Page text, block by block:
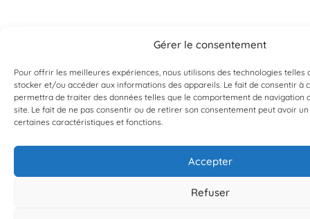
Gérer le consentement
Pour offrir les meilleures expériences, nous utilisons des technologies telles
stocker et/ou accéder aux informations des appareils. Le fait de consentir à
permettra de traiter des données telles que le comportement de navigation
site. Le fait de ne pas consentir ou de retirer son consentement peut avoir
certaines caractéristiques et fonctions.
Accepter
Refuser